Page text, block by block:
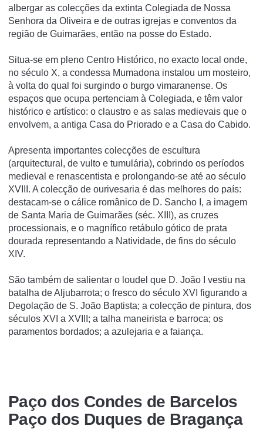
albergar as colecções da extinta Colegiada de Nossa
Senhora da Oliveira e de outras igrejas e conventos da
região de Guimarães, então na posse do Estado.
Situa-se em pleno Centro Histórico, no exacto local onde,
no século X, a condessa Mumadona instalou um mosteiro,
à volta do qual foi surgindo o burgo vimaranense. Os
espaços que ocupa pertenciam à Colegiada, e têm valor
histórico e artístico: o claustro e as salas medievais que o
envolvem, a antiga Casa do Priorado e a Casa do Cabido.
Apresenta importantes colecções de escultura
(arquitectural, de vulto e tumulária), cobrindo os períodos
medieval e renascentista e prolongando-se até ao século
XVIII. A colecção de ourivesaria é das melhores do país:
destacam-se o cálice românico de D. Sancho I, a imagem
de Santa Maria de Guimarães (séc. XIII), as cruzes
processionais, e o magnífico retábulo gótico de prata
dourada representando a Natividade, de fins do século
XIV.
São também de salientar o loudel que D. João I vestiu na
batalha de Aljubarrota; o fresco do século XVI figurando a
Degolação de S. João Baptista; a colecção de pintura, dos
séculos XVI a XVIII; a talha maneirista e barroca; os
paramentos bordados; a azulejaria e a faiança.
Paço dos Condes de Barcelos
Paço dos Duques de Bragança